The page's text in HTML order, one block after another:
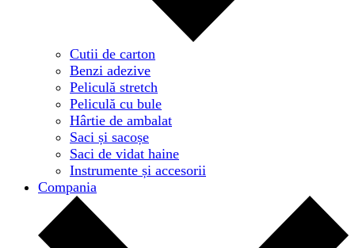
Cutii de carton
Benzi adezive
Peliculă stretch
Peliculă cu bule
Hârtie de ambalat
Saci și sacoșe
Saci de vidat haine
Instrumente și accesorii
Compania